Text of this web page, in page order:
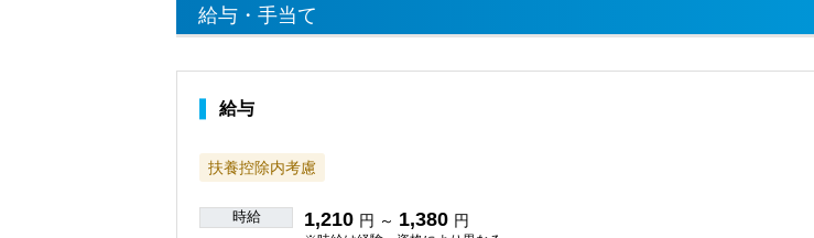
給与・手当て
給与
扶養控除内考慮
時給 1,210 円 ～ 1,380 円